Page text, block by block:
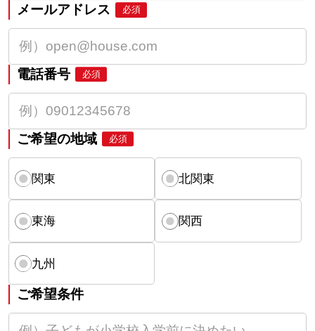
メールアドレス 必須
電話番号 必須
ご希望の地域 必須
関東 北関東
東海 関西
九州
ご希望条件